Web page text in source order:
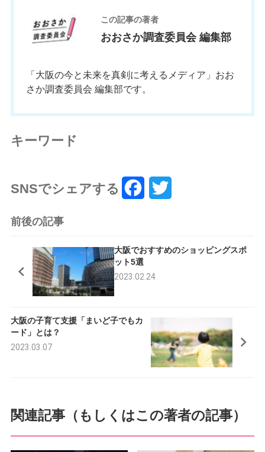
この記事の著者
おおさか調査委員会 編集部
「大阪の今と未来を真剣に考えるメディア」おお
さか調査委員会 編集部です。
キーワード
SNSでシェアする
e
b
t
前後の記事
大阪でおすすめのショッピングスポ
ット5選
2023.02.24
大阪の子育て支援「まいど子でもカ
ード」とは？
2023.03.07
関連記事（もしくはこの著者の記事）